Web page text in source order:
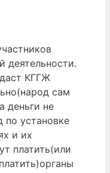
деятельности.
КГГЖ
сам
деньги не
по установке
и их
платить(или